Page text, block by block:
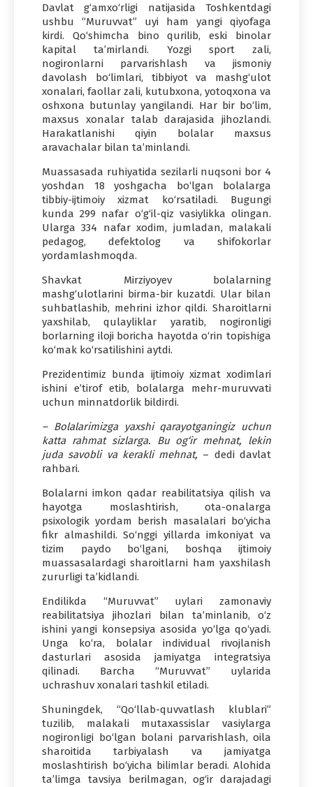
Davlat g‘amxo‘rligi natijasida Toshkentdagi
ushbu “Muruvvat” uyi ham yangi qiyofaga
kirdi. Qo‘shimcha bino qurilib, eski binolar
kapital ta’mirlandi. Yozgi sport zali,
nogironlarni parvarishlash va jismoniy
davolash bo‘limlari, tibbiyot va mashg‘ulot
xonalari, faollar zali, kutubxona, yotoqxona va
oshxona butunlay yangilandi. Har bir bo‘lim,
maxsus xonalar talab darajasida jihozlandi.
Harakatlanishi qiyin bolalar maxsus
aravachalar bilan ta’minlandi.
Muassasada ruhiyatida sezilarli nuqsoni bor 4
yoshdan 18 yoshgacha bo‘lgan bolalarga
tibbiy-ijtimoiy xizmat ko‘rsatiladi. Bugungi
kunda 299 nafar o‘g‘il-qiz vasiylikka olingan.
Ularga 334 nafar xodim, jumladan, malakali
pedagog, defektolog va shifokorlar
yordamlashmoqda.
Shavkat Mirziyoyev bolalarning
mashg‘ulotlarini birma-bir kuzatdi. Ular bilan
suhbatlashib, mehrini izhor qildi. Sharoitlarni
yaxshilab, qulayliklar yaratib, nogironligi
borlarning iloji boricha hayotda o‘rin topishiga
ko‘mak ko‘rsatilishini aytdi.
Prezidentimiz bunda ijtimoiy xizmat xodimlari
ishini e’tirof etib, bolalarga mehr-muruvvati
uchun minnatdorlik bildirdi.
– Bolalarimizga yaxshi qarayotganingiz uchun
katta rahmat sizlarga. Bu og‘ir mehnat, lekin
juda savobli va kerakli mehnat, – dedi davlat
rahbari.
Bolalarni imkon qadar reabilitatsiya qilish va
hayotga moslashtirish, ota-onalarga
psixologik yordam berish masalalari bo‘yicha
fikr almashildi. So‘nggi yillarda imkoniyat va
tizim paydo bo‘lgani, boshqa ijtimoiy
muassasalardagi sharoitlarni ham yaxshilash
zururligi ta’kidlandi.
Endilikda “Muruvvat” uylari zamonaviy
reabilitatsiya jihozlari bilan ta’minlanib, o‘z
ishini yangi konsepsiya asosida yo‘lga qo‘yadi.
Unga ko‘ra, bolalar individual rivojlanish
dasturlari asosida jamiyatga integratsiya
qilinadi. Barcha “Muruvvat” uylarida
uchrashuv xonalari tashkil etiladi.
Shuningdek, “Qo‘llab-quvvatlash klublari”
tuzilib, malakali mutaxassislar vasiylarga
nogironligi bo‘lgan bolani parvarishlash, oila
sharoitida tarbiyalash va jamiyatga
moslashtirish bo‘yicha bilimlar beradi. Alohida
ta’limga tavsiya berilmagan, og‘ir darajadagi